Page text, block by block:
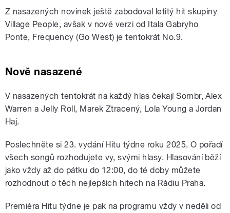
Z nasazených novinek ještě zabodoval letitý hit skupiny
Village People, avšak v nové verzi od Itala Gabryho
Ponte, Frequency (Go West) je tentokrát No.9.
Nově nasazené
V nasazených tentokrát na každý hlas čekají Sombr, Alex
Warren a Jelly Roll, Marek Ztracený, Lola Young a Jordan
Haj.
Poslechněte si 23. vydání Hitu týdne roku 2025. O pořadí
všech songů rozhodujete vy, svými hlasy. Hlasování běží
jako vždy až do pátku do 12:00, do té doby můžete
rozhodnout o těch nejlepších hitech na Rádiu Praha.
Premiéra Hitu týdne je pak na programu vždy v neděli od